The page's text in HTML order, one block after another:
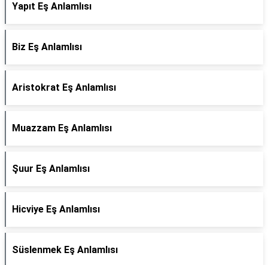
Yapıt Eş Anlamlısı
Biz Eş Anlamlısı
Aristokrat Eş Anlamlısı
Muazzam Eş Anlamlısı
Şuur Eş Anlamlısı
Hicviye Eş Anlamlısı
Süslenmek Eş Anlamlısı